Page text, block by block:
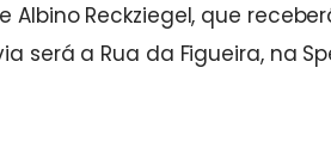
Albino Reckziegel, que
será a Rua da Figueira, na